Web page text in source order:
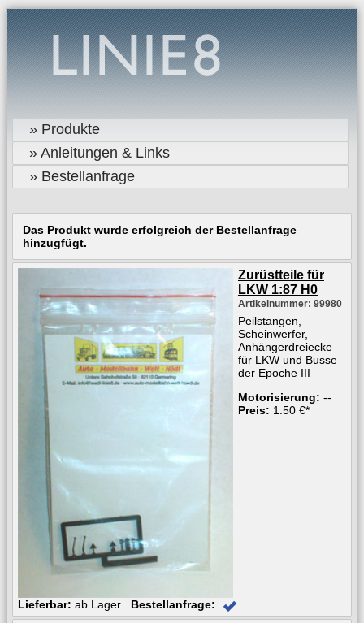
» Produkte
» Anleitungen & Links
» Bestellanfrage
Das Produkt wurde erfolgreich der Bestellanfrage
hinzugfügt.
Zurüstteile für
LKW 1:87 H0
Artikelnummer: 99980
Peilstangen,
Scheinwerfer,
Anhängerdreiecke
für LKW und Busse
der Epoche III
Motorisierung: --
Preis: 1.50 €*
Lieferbar: ab Lager Bestellanfrage: